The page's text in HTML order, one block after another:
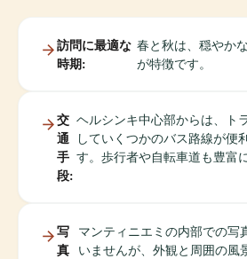
訪問に最適な
時期:
春と秋は、穏やか
が特徴です。
交
通
手
段:
ヘルシンキ中心部からは、ト
していくつかのバス路線が便
す。歩行者や自転車道も豊富
写
真
マンティニエミの内部での写
いませんが、外観と周囲の風